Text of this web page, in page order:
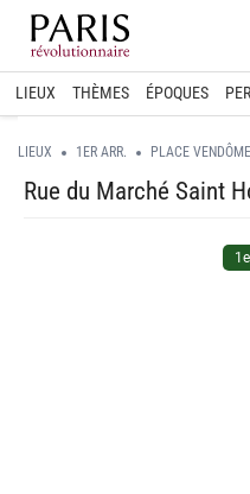
Home
LIEUX THÈMES ÉPOQUES
LIEUX 1ER ARR. PLACE VENDÔME
Rue du Marché Saint